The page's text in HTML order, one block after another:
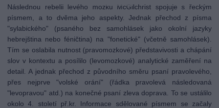
Následnou rebelii levého mozku McGilchrist spojuje s řeckým
písmem, a to dvěma jeho aspekty. Jednak přechod z písma
"sylabického" (psaného bez samohlásek jako okolní jazyky
hebrejština nebo féničtina) na "fonetické" (včetně samohlásek).
Tím se oslabila nutnost (pravomozkové) představivosti a chápání
slov v kontextu a posílilo (levomozkové) analytické zaměření na
detail. A jednak přechod z původního směru psaní pravolevého,
přes nejprve "volské orání" (řádka pravolevá následovaná
"levopravou" atd.) na konečné psaní zleva doprava. To se ustálilo
okolo 4. století př.kr. Informace sdělované písmem se začaly